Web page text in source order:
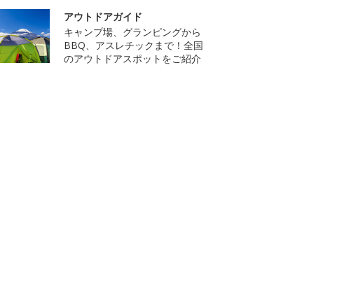
アウトドアガイド
キャンプ場、グランピングから
BBQ、アスレチックまで！全国
のアウトドアスポットをご紹介